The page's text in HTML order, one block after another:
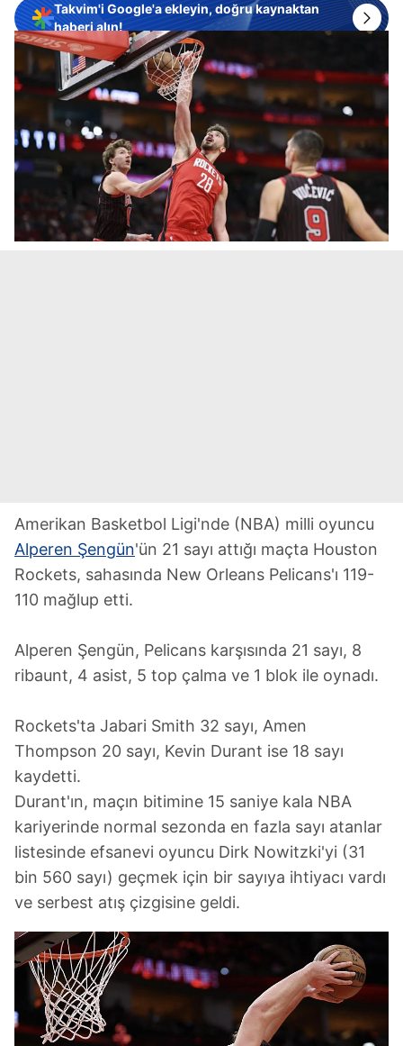
Takvim'i Google'a ekleyin, doğru kaynaktan
haberi alın!
Amerikan Basketbol Ligi'nde (NBA) milli oyuncu
Alperen Şengün'ün 21 sayı attığı maçta Houston
Rockets, sahasında New Orleans Pelicans'ı 119-
110 mağlup etti.
Alperen Şengün, Pelicans karşısında 21 sayı, 8
ribaunt, 4 asist, 5 top çalma ve 1 blok ile oynadı.
Rockets'ta Jabari Smith 32 sayı, Amen
Thompson 20 sayı, Kevin Durant ise 18 sayı
kaydetti.
Durant'ın, maçın bitimine 15 saniye kala NBA
kariyerinde normal sezonda en fazla sayı atanlar
listesinde efsanevi oyuncu Dirk Nowitzki'yi (31
bin 560 sayı) geçmek için bir sayıya ihtiyacı vardı
ve serbest atış çizgisine geldi.